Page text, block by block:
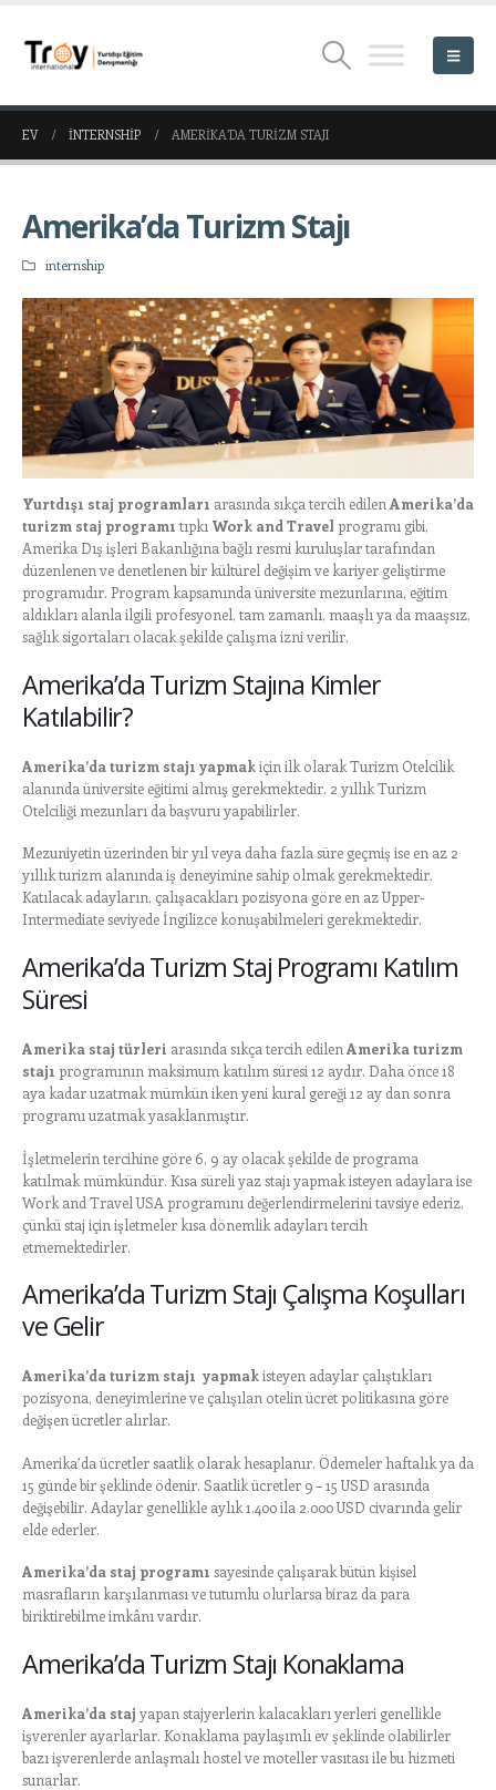
EV INTERNSHIP AMERIKA’DA TURIZM STAJI
Amerika’da Turizm Stajı
internship
Yurtdışı staj programları arasında sıkça tercih edilen Amerika’da
turizm staj programı tıpkı Work and Travel programı gibi,
Amerika Dış işleri Bakanlığına bağlı resmi kuruluşlar tarafından
düzenlenen ve denetlenen bir kültürel değişim ve kariyer geliştirme
programıdır. Program kapsamında üniversite mezunlarına, eğitim
aldıkları alanla ilgili profesyonel, tam zamanlı, maaşlı ya da maaşsız,
sağlık sigortaları olacak şekilde çalışma izni verilir.
Amerika’da Turizm Stajına Kimler
Katılabilir?
Amerika’da turizm stajı yapmakiçin ilk olarak Turizm Otelcilik
alanında üniversite eğitimi almış gerekmektedir. 2 yıllık Turizm
Otelciliği mezunları da başvuru yapabilirler.
Mezuniyetin üzerinden bir yıl veya daha fazla süre geçmiş ise en az 2
yıllık turizm alanında iş deneyimine sahip olmak gerekmektedir.
Katılacak adayların, çalışacakları pozisyona göre en az Upper-
Intermediate seviyede İngilizce konuşabilmeleri gerekmektedir.
Amerika’da Turizm Staj Programı Katılım
Süresi
Amerika staj türleri arasında sıkça tercih edilen Amerika turizm
stajı programının maksimum katılım süresi 12 aydır. Daha önce 18
aya kadar uzatmak mümkün iken yeni kural gereği 12 ay dan sonra
programı uzatmak yasaklanmıştır.
İşletmelerin tercihine göre 6, 9 ay olacak şekilde de programa
katılmak mümkündür. Kısa süreli yaz stajı yapmak isteyen adaylara ise
Work and Travel USA programını değerlendirmelerini tavsiye ederiz,
çünkü staj için işletmeler kısa dönemlik adayları tercih
etmemektedirler.
Amerika’da Turizm Stajı Çalışma Koşulları
ve Gelir
Amerika’da turizm stajı yapmakisteyen adaylar çalıştıkları
pozisyona, deneyimlerine ve çalışılan otelin ücret politikasına göre
değişen ücretler alırlar.
Amerika’da ücretler saatlik olarak hesaplanır. Ödemeler haftalık ya da
15 günde bir şeklinde ödenir. Saatlik ücretler 9 – 15 USD arasında
değişebilir. Adaylar genellikle aylık 1.400 ila 2.000 USD civarında gelir
elde ederler.
Amerika’da staj programı sayesinde çalışarak bütün kişisel
masrafların karşılanması ve tutumlu olurlarsa biraz da para
biriktirebilme imkânı vardır.
Amerika’da Turizm Stajı Konaklama
Amerika’da staj yapan stajyerlerin kalacakları yerleri genellikle
işverenler ayarlarlar. Konaklama paylaşımlı ev şeklinde olabilirler
bazı işverenlerde anlaşmalı hostel ve moteller vasıtası ile bu hizmeti
sunarlar.